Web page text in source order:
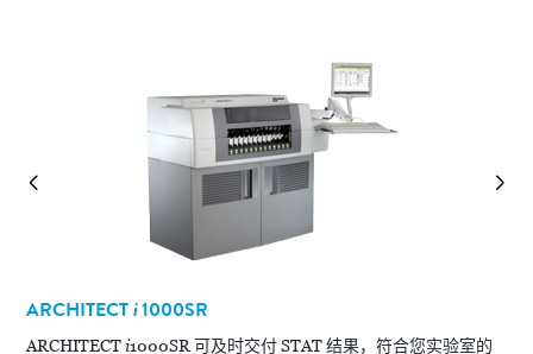
ARCHITECTi1000SR
ARCHITECTi1000SR 可及时交付 STAT 结果，符合您实验室的